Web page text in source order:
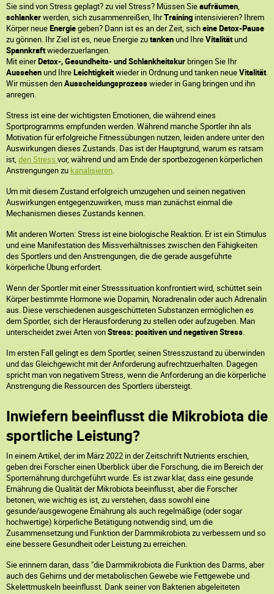
Sie sind von Stress geplagt? zu viel Stress? Müssen Sieaufräumen,
schlankerwerden, sich zusammenreißen, IhrTraining intensivieren? Ihrem
Körper neueEnergiegeben? Dann ist es an der Zeit, sicheine Detox-Pause
zu gönnen. Ihr Ziel ist es, neue Energie zutankenund IhreVitalitätund
Spannkraftwiederzuerlangen.
Mit einerDetox-, Gesundheits- und Schlankheitskurbringen Sie Ihr
Aussehenund IhreLeichtigkeitwieder in Ordnung und tanken neueVitalität.
Wir müssen denAusscheidungsprozesswieder in Gang bringen und ihn
anregen.
Stress ist eine der wichtigsten Emotionen, die während eines
Sportprogramms empfunden werden. Während manche Sportler ihn als
Motivation für erfolgreiche Fitnessübungen nutzen, leiden andere unter den
Auswirkungen dieses Zustands. Das ist der Hauptgrund, warum es ratsam
ist, den Stress vor, während und am Ende der sportbezogenen körperlichen
Anstrengungen zu kanalisieren.
Um mit diesem Zustand erfolgreich umzugehen und seinen negativen
Auswirkungen entgegenzuwirken, muss man zunächst einmal die
Mechanismen dieses Zustands kennen.
Mit anderen Worten: Stress ist eine biologische Reaktion. Er ist ein Stimulus
und eine Manifestation des Missverhältnisses zwischen den Fähigkeiten
des Sportlers und den Anstrengungen, die die gerade ausgeführte
körperliche Übung erfordert.
Wenn der Sportler mit einer Stresssituation konfrontiert wird, schüttet sein
Körper bestimmte Hormone wie Dopamin, Noradrenalin oder auch Adrenalin
aus. Diese verschiedenen ausgeschütteten Substanzen ermöglichen es
dem Sportler, sich der Herausforderung zu stellen oder aufzugeben. Man
unterscheidet zwei Arten vonStress: positiven und negativen Stress.
Im ersten Fall gelingt es dem Sportler, seinen Stresszustand zu überwinden
und das Gleichgewicht mit der Anforderung aufrechtzuerhalten. Dagegen
spricht man von negativem Stress, wenn die Anforderung an die körperliche
Anstrengung die Ressourcen des Sportlers übersteigt.
Inwiefern beeinflusst die Mikrobiota die
sportliche Leistung?
In einem Artikel, der im März 2022 in der Zeitschrift Nutrients erschien,
geben drei Forscher einen Überblick über die Forschung, die im Bereich der
Sporternährung durchgeführt wurde. Es ist zwar klar, dass eine gesunde
Ernährung die Qualität der Mikrobiota beeinflusst, aber die Forscher
betonen, wie wichtig es ist, zu verstehen, dass sowohl eine
gesunde/ausgewogene Ernährung als auch regelmäßige (oder sogar
hochwertige) körperliche Betätigung notwendig sind, um die
Zusammensetzung und Funktion der Darmmikrobiota zu verbessern und so
eine bessere Gesundheit oder Leistung zu erreichen.
Sie erinnern daran, dass "die Darmmikrobiota die Funktion des Darms, aber
auch des Gehirns und der metabolischen Gewebe wie Fettgewebe und
Skelettmuskeln beeinflusst. Dank seiner von Bakterien abgeleiteten